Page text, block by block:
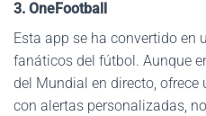
3. OneFootball
Esta app se ha convertido en
fanáticos del fútbol. Aunque
del Mundial en directo, ofrece
con alertas personalizadas,